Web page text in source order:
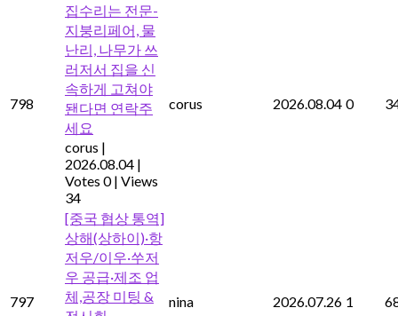
798
집수리는 전문-
지붕리페어, 물
난리, 나무가 쓰
러저서 집을 신
속하게 고쳐야
됀다면 연락주
세요
corus |
2026.08.04 |
Votes 0 | Views
34
corus 2026.08.04 0
797
[중국 협상 통역]
상해(상하이)·항
저우/이우·쑤저
우 공급·제조 업
체,공장 미팅 &
nina 2026.07.26 1